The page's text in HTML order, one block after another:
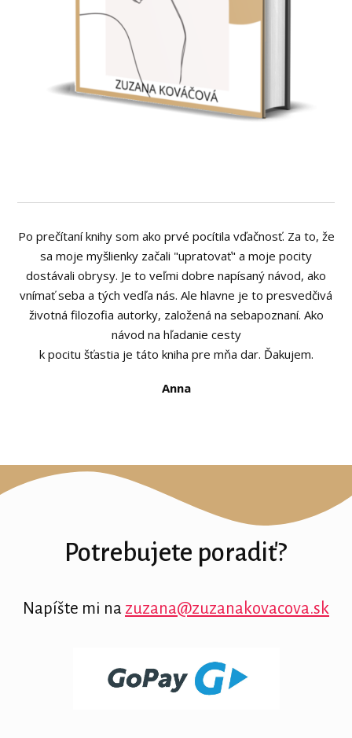
Po prečítaní knihy som ako prvé pocítila vďačnosť. Za to, že
sa moje myšlienky začali "upratovať" a moje pocity
dostávali obrysy. Je to veľmi dobre napísaný návod, ako
vnímať seba a tých vedľa nás. Ale hlavne je to presvedčivá
životná filozofia autorky, založená na sebapoznaní. Ako
návod na hľadanie cesty
k pocitu šťastia je táto kniha pre mňa dar. Ďakujem.
Anna
Potrebujete poradiť?
Napíšte mi na zuzana@zuzanakovacova.sk